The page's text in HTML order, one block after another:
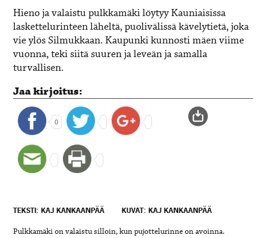
Hieno ja valaistu pulkkamäki löytyy Kauniaisissa
laskettelurinteen läheltä, puolivälissä kävelytietä, joka
vie ylös Silmukkaan. Kaupunki kunnosti mäen viime
vuonna, teki siitä suuren ja leveän ja samalla
turvallisen.
Jaa kirjoitus:
0
TEKSTI: KAJ KANKAANPÄÄ KUVAT: KAJ KANKAANPÄÄ
Pulkkamäki on valaistu silloin, kun pujottelurinne on avoinna.